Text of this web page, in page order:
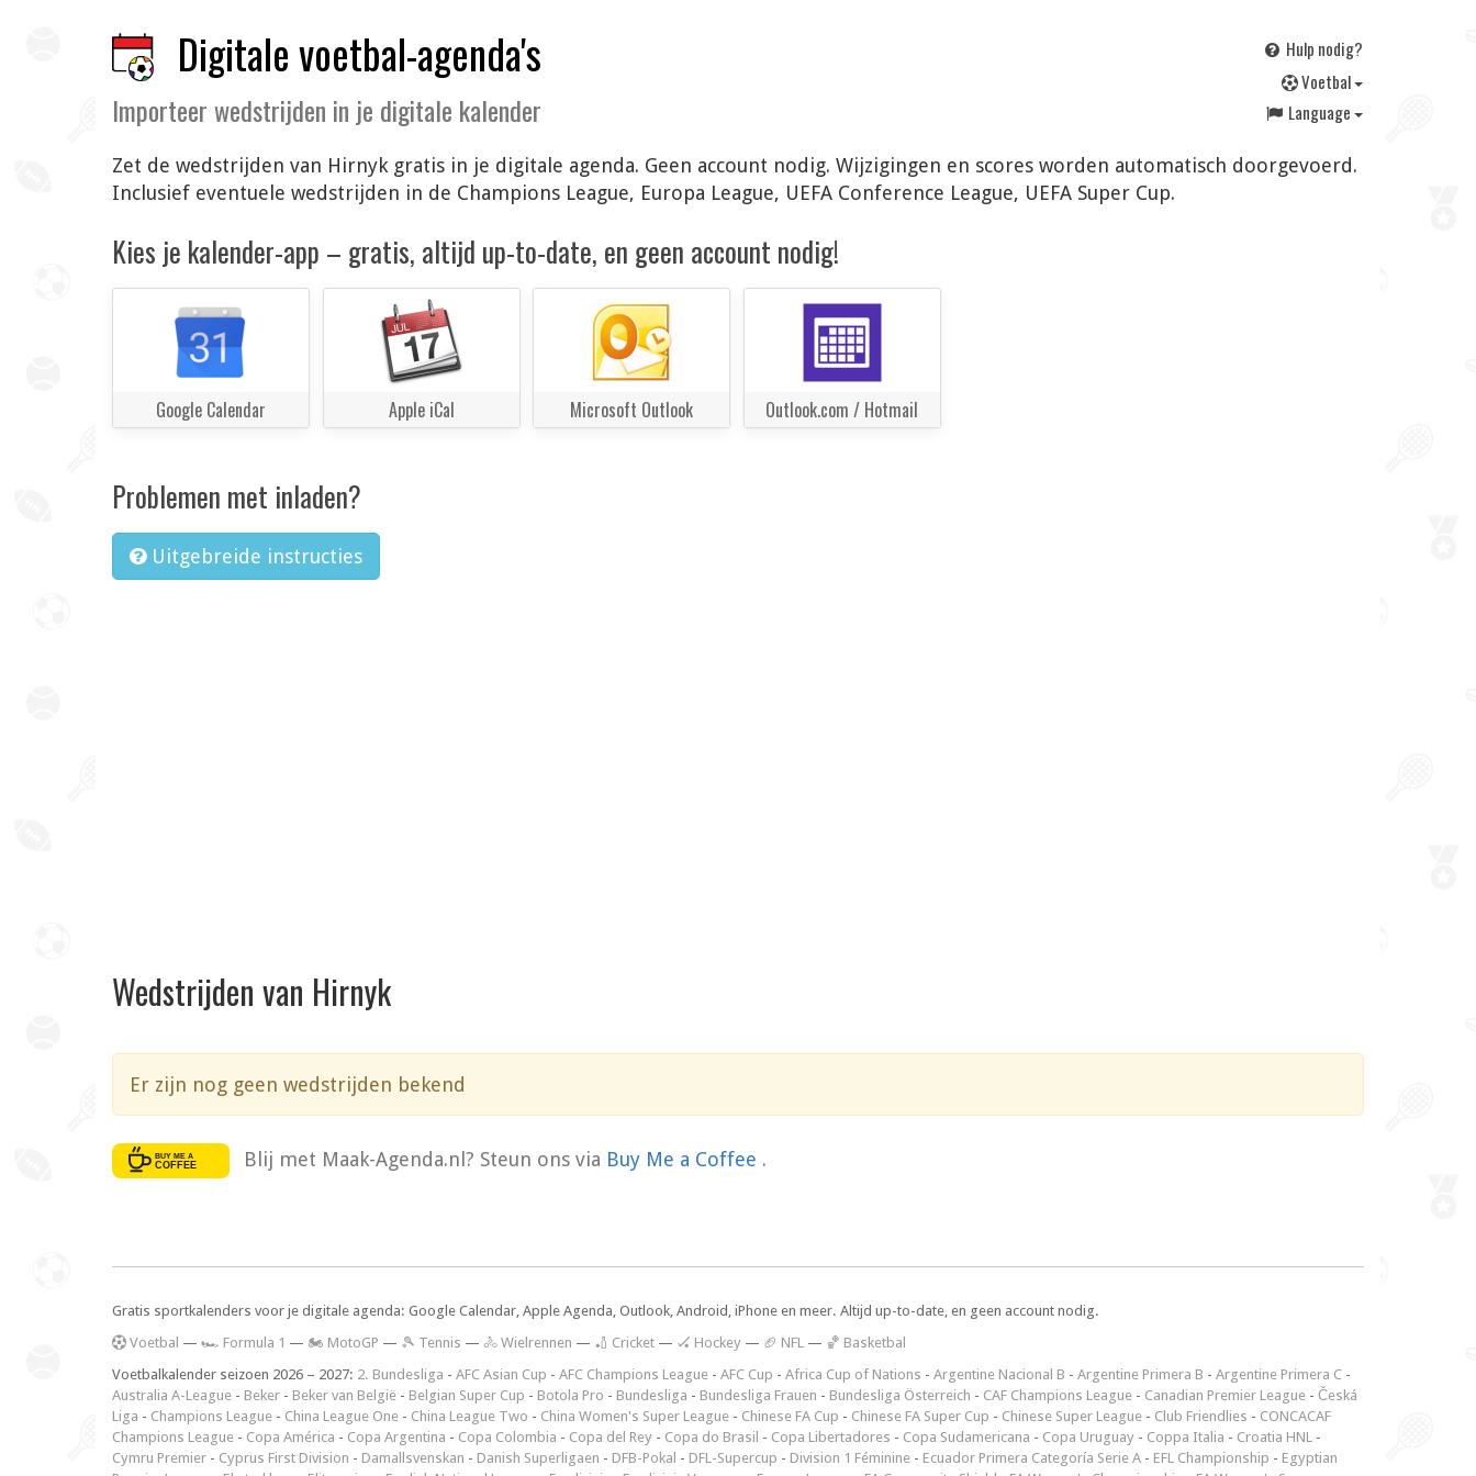
Digitale voetbal-agenda's
Importeer wedstrijden in je digitale kalender
Hulp nodig?
Voetbal
Language
Zet de wedstrijden van Hirnyk gratis in je digitale agenda. Geen account nodig. Wijzigingen en scores worden automatisch doorgevoerd.
Inclusief eventuele wedstrijden in de Champions League, Europa League, UEFA Conference League, UEFA Super Cup.
Kies je kalender-app – gratis, altijd up-to-date, en geen account nodig!
Google Calendar Apple iCal Microsoft Outlook Outlook.com / Hotmail
Problemen met inladen?
Uitgebreide instructies
Wedstrijden van Hirnyk
Er zijn nog geen wedstrijden bekend
Blij met Maak-Agenda.nl? Steun ons via Buy Me a Coffee .
Gratis sportkalenders voor je digitale agenda: Google Calendar, Apple Agenda, Outlook, Android, iPhone en meer. Altijd up-to-date, en geen account nodig.
Voetbal — 🏎️ Formula 1 — 🏍 MotoGP — 🎾 Tennis — 🚴 Wielrennen — 🏏 Cricket — 🏑 Hockey — 🏈 NFL — 🏀 Basketbal
Voetbalkalender seizoen 2026 – 2027: 2. Bundesliga - AFC Asian Cup - AFC Champions League - AFC Cup - Africa Cup of Nations - Argentine Nacional B - Argentine Primera B - Argentine Primera C -
Australia A-League - Beker - Beker van België - Belgian Super Cup - Botola Pro - Bundesliga - Bundesliga Frauen - Bundesliga Österreich - CAF Champions League - Canadian Premier League - Česká
Liga - Champions League - China League One - China League Two - China Women's Super League - Chinese FA Cup - Chinese FA Super Cup - Chinese Super League - Club Friendlies - CONCACAF
Champions League - Copa América - Copa Argentina - Copa Colombia - Copa del Rey - Copa do Brasil - Copa Libertadores - Copa Sudamericana - Copa Uruguay - Coppa Italia - Croatia HNL -
Cymru Premier - Cyprus First Division - Damallsvenskan - Danish Superligaen - DFB-Pokal - DFL-Supercup - Division 1 Féminine - Ecuador Primera Categoría Serie A - EFL Championship - Egyptian